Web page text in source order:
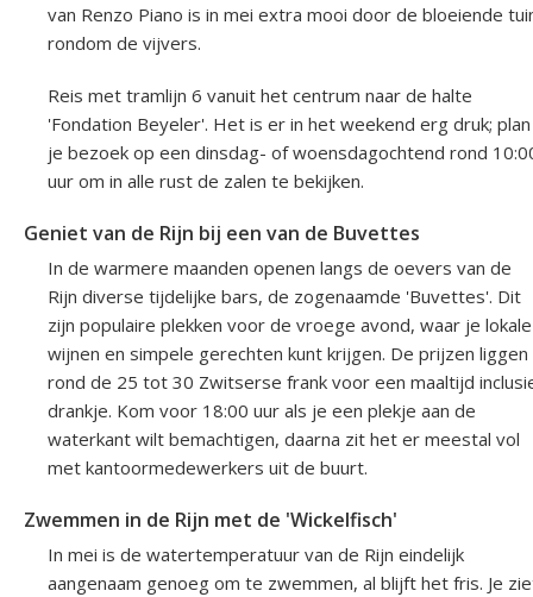
van Renzo Piano is in mei extra mooi door de bloeiende
rondom de vijvers.
Reis met tramlijn 6 vanuit het centrum naar de halte
'Fondation Beyeler'. Het is er in het weekend erg druk; plan
je bezoek op een dinsdag- of woensdagochtend rond
uur om in alle rust de zalen te bekijken.
Geniet van de Rijn bij een van de Buvettes
In de warmere maanden openen langs de oevers van de
Rijn diverse tijdelijke bars, de zogenaamde 'Buvettes'. Dit
zijn populaire plekken voor de vroege avond, waar je lokale
wijnen en simpele gerechten kunt krijgen. De prijzen liggen
rond de 25 tot 30 Zwitserse frank voor een maaltijd
drankje. Kom voor 18:00 uur als je een plekje aan de
waterkant wilt bemachtigen, daarna zit het er meestal vol
met kantoormedewerkers uit de buurt.
Zwemmen in de Rijn met de 'Wickelfisch'
In mei is de watertemperatuur van de Rijn eindelijk
aangenaam genoeg om te zwemmen, al blijft het fris. Je